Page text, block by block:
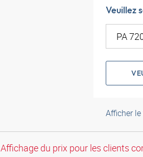
Veuillez
Afficher
Affichage du prix pour les clients